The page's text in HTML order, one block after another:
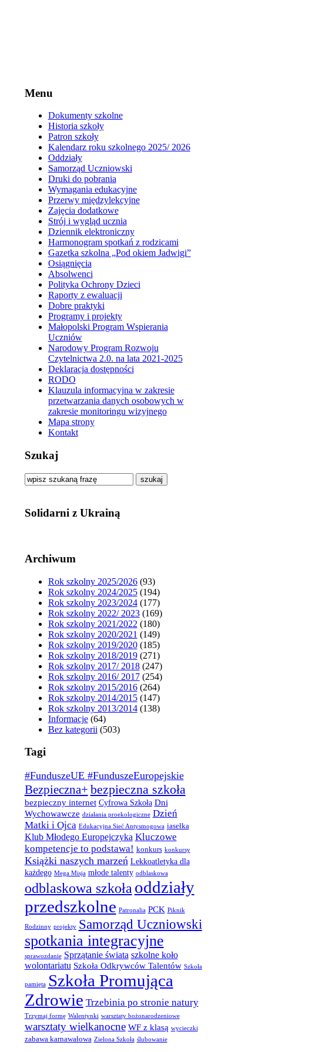
Menu
Dokumenty szkolne
Historia szkoły
Patron szkoły
Kalendarz roku szkolnego 2025/ 2026
Oddziały
Samorząd Uczniowski
Druki do pobrania
Wymagania edukacyjne
Przerwy międzylekcyjne
Zajęcia dodatkowe
Strój i wygląd ucznia
Dziennik elektroniczny
Harmonogram spotkań z rodzicami
Gazetka szkolna „Pod okiem Jadwigi”
Osiągnięcia
Absolwenci
Polityka Ochrony Dzieci
Raporty z ewaluacji
Dobre praktyki
Programy i projekty
Małopolski Program Wspierania
Uczniów
Narodowy Program Rozwoju
Czytelnictwa 2.0. na lata 2021-2025
Deklaracja dostępności
RODO
Klauzula informacyjna w zakresie
przetwarzania danych osobowych w
zakresie monitoringu wizyjnego
Mapa strony
Kontakt
Szukaj
szukaj
Solidarni z Ukrainą
Archiwum
Rok szkolny 2025/2026(93)
Rok szkolny 2024/2025(194)
Rok szkolny 2023/2024(177)
Rok szkolny 2022/ 2023(169)
Rok szkolny 2021/2022 (180)
Rok szkolny 2020/2021 (149)
Rok szkolny 2019/2020(185)
Rok szkolny 2018/2019(271)
Rok szkolny 2017/ 2018(247)
Rok szkolny 2016/ 2017(254)
Rok szkolny 2015/2016(264)
Rok szkolny 2014/2015(147)
Rok szkolny 2013/2014(138)
Informacje(64)
Bez kategorii (503)
Tagi
#FunduszeUE #FunduszeEuropejskie
Bezpieczna+ bezpieczna szkoła
bezpieczny internet Cyfrowa Szkoła Dni
Wychowawcze działania proekologiczne Dzień
Matki i Ojca Edukacyjna Sieć Antysmogowa jasełka
Klub Młodego Europejczyka Kluczowe
kompetencje to podstawa! konkurs konkursy
Książki naszych marzeń Lekkoatletyka dla
każdego Mega Misja młode talenty odblaskowa
odblaskowa szkoła oddziały
przedszkolne Patronalia PCK Piknik
Rodzinny projekty Samorząd Uczniowski
spotkania integracyjne
sprawozdanie Sprzątanie świata szkolne koło
wolontariatu Szkoła Odkrywców Talentów Szkoła
pamięta Szkoła Promująca
Zdrowie Trzebinia po stronie natury
Trzymaj formę Walentynki warsztaty bożonarodzeniowe
warsztaty wielkanocne WF z klasą wycieczki
zabawa karnawałowa Zielona Szkoła ślubowanie